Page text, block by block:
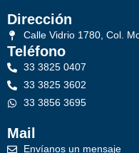
Dirección
Calle Vidrio 1780, Col.
Teléfono
33 3825 0407
33 3825 3602
33 3856 3695
Mail
Envíanos un mensaje